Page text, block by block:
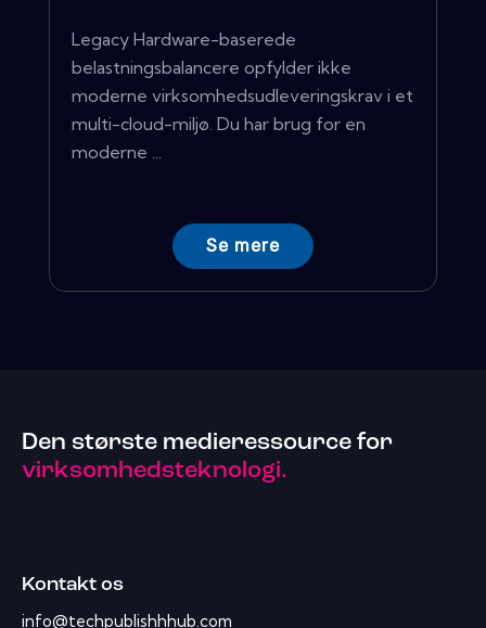
Legacy Hardware-baserede
belastningsbalancere opfylder ikke
moderne virksomhedsudleveringskrav i et
multi-cloud-miljø. Du har brug for en
moderne ...
Se mere
Den største medieressource for
virksomhedsteknologi.
Kontakt os
info@techpublishhhub.com